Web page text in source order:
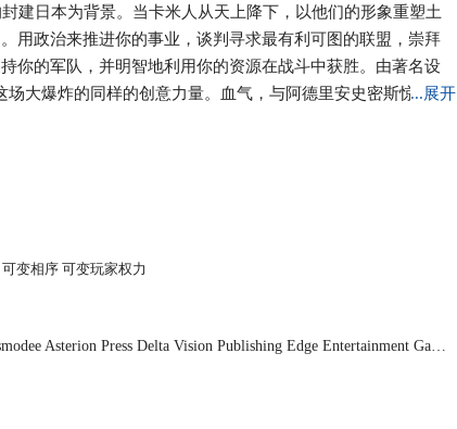
建日本为背景。当卡米人从天上降下，以他们的形象重塑土
用政治来推进你的事业，谈判寻求最有利可图的联盟，崇拜
你的军队，并明智地利用你的资源在战斗中获胜。由著名设
场大爆炸的同样的创意力量。血气，与阿德里安史密斯惊人的
...展开
变相序 可变玩家权力
Asterion Press Delta Vision Publishing Edge Entertainment Galá